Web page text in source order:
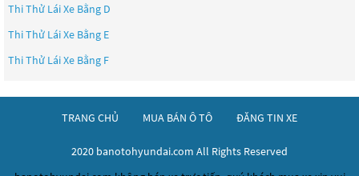
Thi Thử Lái Xe Bằng D
Thi Thử Lái Xe Bằng E
Thi Thử Lái Xe Bằng F
TRANG CHỦ MUA BÁN Ô TÔ ĐĂNG TIN XE
2020 banotohyundai.com All Rights Reserved